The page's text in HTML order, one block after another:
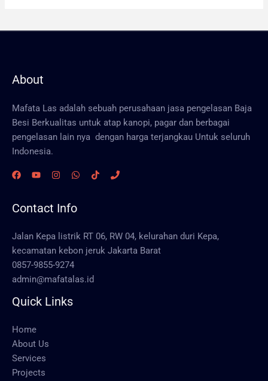
About
Mafata Las adalah sebuah perusahaan jasa pengelasan Baja
Besi Berkualitas untuk atap kanopi, pagar dan berbagai
pengelasan lain nya dengan harga terjangkau Untuk seluruh
Indonesia.
Contact Info
Jalan Kepa listrik RT 06, RW 04, kelurahan duri Kepa,
kecamatan kebon jeruk Jakarta Barat
0857-9855-9274
admin@mafatalas.id
Quick Links
Home
About Us
Services
Projects